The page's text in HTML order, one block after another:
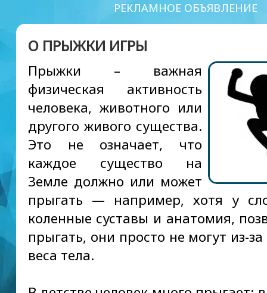
РЕКЛАМНОЕ ОБЪЯВЛЕНИЕ
О ПРЫЖКИ ИГРЫ
Прыжки – важная
физическая активность
человека, животного или
другого живого существа.
Это не означает, что
каждое существо на
Земле должно или может
прыгать — например, хотя у
коленные суставы и анатомия,
прыгать, они просто не могут из-
веса тела.